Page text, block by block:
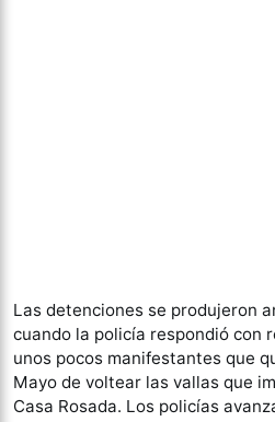
Las detenciones se produjeron
cuando la policía respondió con
unos pocos manifestantes que
Mayo de voltear las vallas que
Casa Rosada. Los policías